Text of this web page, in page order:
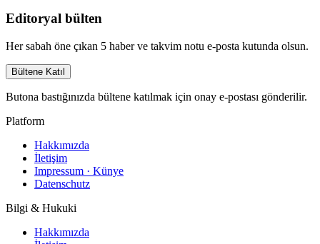
Editoryal bülten
Her sabah öne çıkan 5 haber ve takvim notu e-posta kutunda olsun.
Bültene Katıl
Butona bastığınızda bültene katılmak için onay e-postası gönderilir.
Platform
Hakkımızda
İletişim
Impressum · Künye
Datenschutz
Bilgi & Hukuki
Hakkımızda